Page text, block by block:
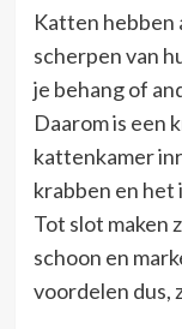
Katten hebben
scherpen van
je behang of
Daarom is een
kattenkamer
krabben en het
Tot slot maken
schoon en
voordelen dus,